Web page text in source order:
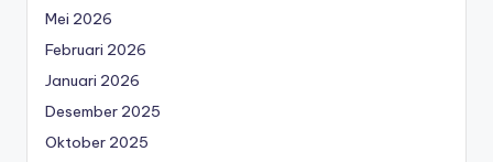
Mei 2026
Februari 2026
Januari 2026
Desember 2025
Oktober 2025